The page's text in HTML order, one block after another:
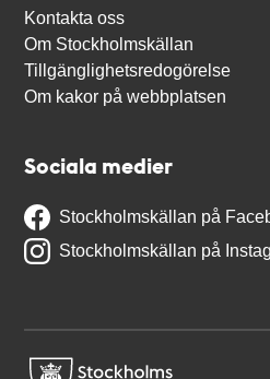
Kontakta oss
Om Stockholmskällan
Tillgänglighetsredogörelse
Om kakor på webbplatsen
Sociala medier
Stockholmskällan på
Stockholmskällan på